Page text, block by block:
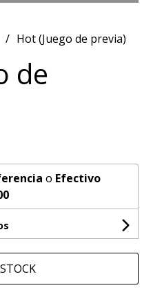
Hot (Juego de previa)
de
o Efectivo